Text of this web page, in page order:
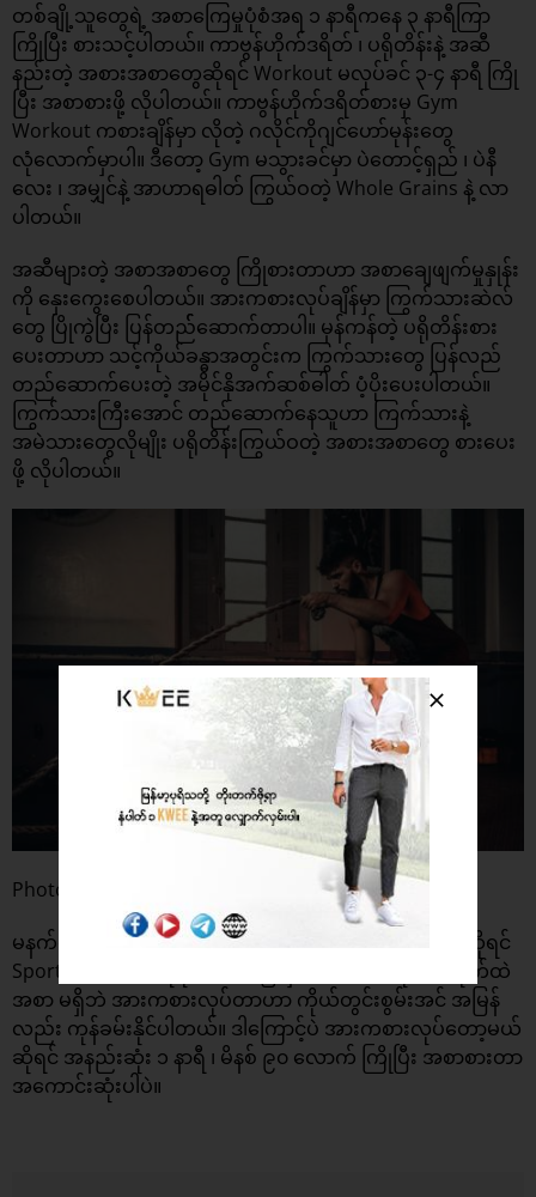
တစ်ချို့သူတွေရဲ့ အစာကြေမှုပုံစံအရ ၁ နာရီကနေ ၃ နာရီကြာ
ကြိုပြီး စားသင့်ပါတယ်။ ကာဗွန်ဟိုက်ဒရိတ် ၊ ပရိုတိန်းနဲ့ အဆီ
နည်းတဲ့ အစားအစာတွေဆိုရင် Workout မလုပ်ခင် ၃-၄ နာရီ ကြို
ပြီး အစာစားဖို့ လိုပါတယ်။ ကာဗွန်ဟိုက်ဒရိတ်စားမှ Gym
Workout ကစားချိန်မှာ လိုတဲ့ ဂလိုင်ကိုဂျင်ဟော်မုန်းတွေ
လုံလောက်မှာပါ။ ဒီတော့ Gym မသွားခင်မှာ ပဲတောင့်ရှည် ၊ ပဲနီ
လေး ၊ အမျှင်နဲ့ အာဟာရဓါတ် ကြွယ်ဝတဲ့ Whole Grains နဲ့ လာ
ပါတယ်။
အဆီများတဲ့ အစာအစာတွေ ကြိုစားတာဟာ အစာချေဖျက်မှုနှုန်း
ကို နှေးကွေးစေပါတယ်။ အားကစားလုပ်ချိန်မှာ ကြွက်သားဆဲလ်
တွေ ပြိုကွဲပြီး ပြန်တည််ဆောက်တာပါ။ မှန်ကန်တဲ့ ပရိုတိန်းစား
ပေးတာဟာ သင့်ကိုယ်ခန္ဓာအတွင်းက ကြွက်သားတွေ ပြန်လည်
တည်ဆောက်ပေးတဲ့ အမိုင်နိုအက်ဆစ်ဓါတ် ပံ့ပိုးပေးပါတယ်။
ကြွက်သားကြီးအောင် တည်ဆောက်နေသူဟာ ကြက်သားနဲ့
အမဲသားတွေလိုမျိုး ပရိုတိန်းကြွယ်ဝတဲ့ အစားအစာတွေ စားပေး
ဖို့ လိုပါတယ်။
Photo ; Shutterstock
မနက်စာစားပြီး တစ်နာရီအတွင်း အားကစားလုပ်ချင်တယ်ဆိုရင်
Sports Drink တစ်ခုခု သောက်ပြီးမှ အားကစားလုပ်ပါ။ ဗိုက်ထဲ
အစာ မရှိဘဲ အားကစားလုပ်တာဟာ ကိုယ်တွင်းစွမ်းအင် အမြန်
လည်း ကုန်ခမ်းနိုင်ပါတယ်။ ဒါကြောင့်ပဲ အားကစားလုပ်တော့မယ်
ဆိုရင် အနည်းဆုံး ၁ နာရီ ၊ မိနစ် ၉၀ လောက် ကြိုပြီး အစာစားတာ
အကောင်းဆုံးပါပဲ။